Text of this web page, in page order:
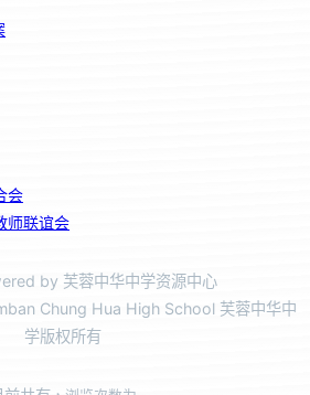
会
师联谊会
by 芙蓉中华中学资源中心
Chung Hua High School 芙蓉中华中
学版权所有